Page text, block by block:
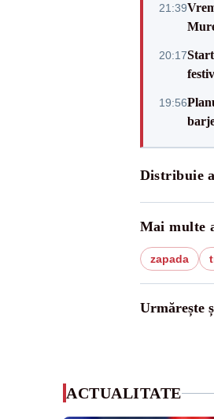
21:39
20:17
19:56
Distribuie
Mai multe
zapada
Urmărește
ACTUALITATE